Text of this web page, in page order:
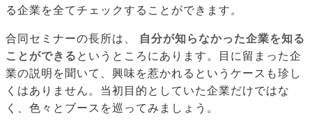
る企業を全てチェックすることができます。
合同セミナーの長所は、
自分が知らなかった企業を知る
ことができる というところにあります。目に留まった企
業の説明を聞いて、興味を惹かれるというケースも珍し
くはありません。当初目的としていた企業だけではな
く、色々とブースを巡ってみましょう。